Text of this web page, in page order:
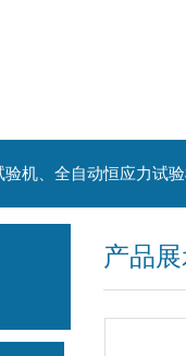
机、全自动恒应力试
产品